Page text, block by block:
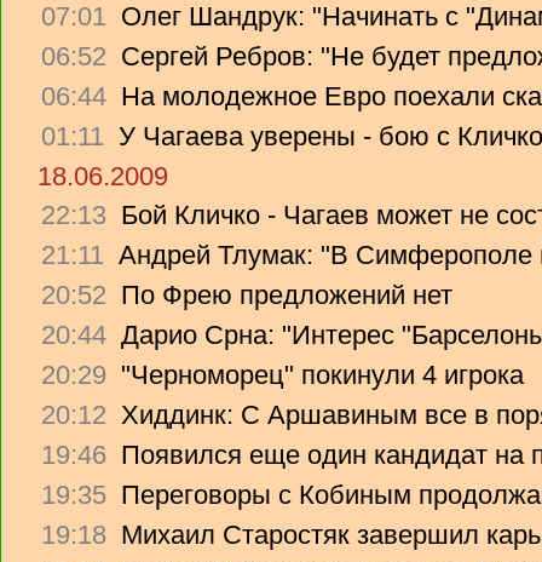
07:01 Олег Шандрук: "Начинать с
06:52 Сергей Ребров: "Не будет
06:44 На молодежное Евро поехали
01:11 У Чагаева уверены - бою с
18.06.2009
22:13 Бой Кличко - Чагаев может не
21:11 Андрей Тлумак: "В Симферополе
20:52 По Фрею предложений нет
20:44 Дарио Срна: "Интерес
20:29 "Черноморец" покинули 4 игрока
20:12 Хиддинк: С Аршавиным все в
19:46 Появился еще один кандидат на
19:35 Переговоры с Кобиным
19:18 Михаил Старостяк завершил